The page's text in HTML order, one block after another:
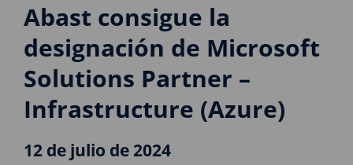
Abast consigue la
designación de Microsoft
Solutions Partner –
Infrastructure (Azure)
12 de julio de 2024